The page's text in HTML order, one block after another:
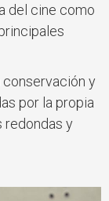
del cine como
conservación y
por la propia
redondas y